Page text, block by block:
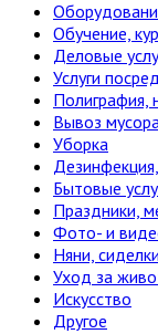
Обучение,
Деловые
Услуги
Полиграфия,
Вывоз
Уборка
Бытовые
Праздники,
Фото- и
Няни, сиделки
Уход за
Искусство
Другое